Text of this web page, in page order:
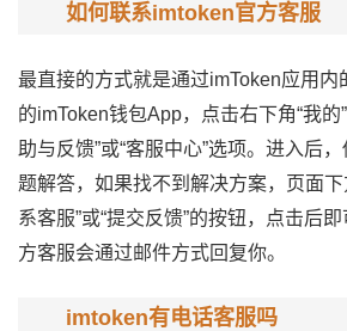
如何联系imtoken官方客服
最直接的方式就是通过imToken应用内
的imToken钱包App，点击右下角“我的
助与反馈”或“客服中心”选项。进入后
题解答，如果找不到解决方案，页面
系客服”或“提交反馈”的按钮，点击后即
方客服会通过邮件方式回复你。
imtoken有电话客服吗